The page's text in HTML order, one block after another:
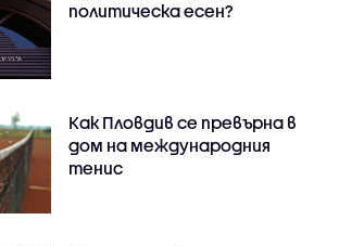
политическа есен?
Как Пловдив се превърна в
дом на международния
тенис